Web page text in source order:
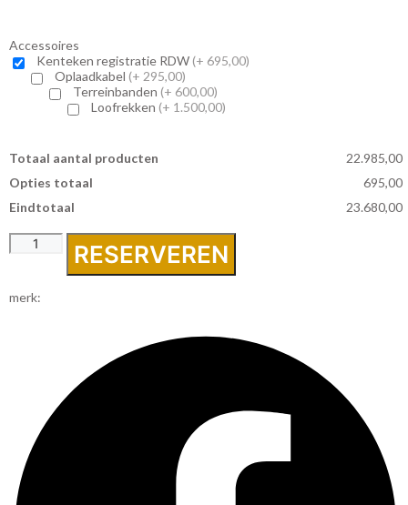
Accessoires
Kenteken registratie RDW (+ 695,00)
Oplaadkabel (+ 295,00)
Terreinbanden (+ 600,00)
Loofrekken (+ 1.500,00)
Totaal aantal producten
22.985,00
Opties totaal
695,00
Eindtotaal
23.680,00
Spijkstaal
iONAxs
laadbak
RESERVEREN
merk: